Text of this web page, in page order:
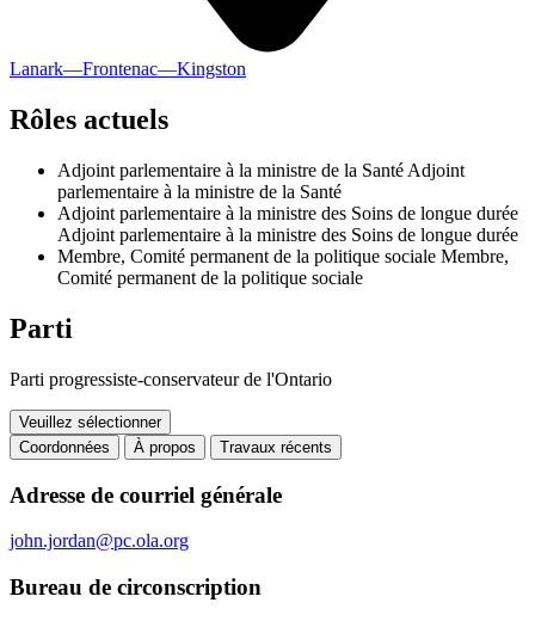
Lanark—Frontenac—Kingston
Rôles actuels
Adjoint parlementaire à la ministre de la Santé Adjoint
parlementaire à la ministre de la Santé
Adjoint parlementaire à la ministre des Soins de longue durée
Adjoint parlementaire à la ministre des Soins de longue durée
Membre, Comité permanent de la politique sociale Membre,
Comité permanent de la politique sociale
Parti
Parti progressiste-conservateur de l'Ontario
Veuillez sélectionner
Coordonnées
À propos Travaux récents
Coordonnées
Adresse de courriel générale
john.jordan@pc.ola.org
Bureau de circonscription